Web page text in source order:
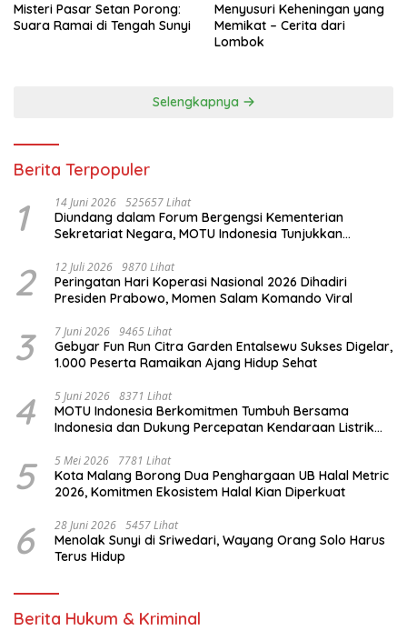
Misteri Pasar Setan Porong:
Suara Ramai di Tengah Sunyi
Menyusuri Keheningan yang
Memikat – Cerita dari
Lombok
Selengkapnya
Berita Terpopuler
1 14 Juni 2026 525657 Lihat
Diundang dalam Forum Bergengsi Kementerian
Sekretariat Negara, MOTU Indonesia Tunjukkan
2 12 Juli 2026 9870 Lihat
Peringatan Hari Koperasi Nasional 2026 Dihadiri
Presiden Prabowo, Momen Salam Komando Viral
3 7 Juni 2026 9465 Lihat
Gebyar Fun Run Citra Garden Entalsewu Sukses Digelar,
1.000 Peserta Ramaikan Ajang Hidup Sehat
4 5 Juni 2026 8371 Lihat
MOTU Indonesia Berkomitmen Tumbuh Bersama
Indonesia dan Dukung Percepatan Kendaraan Listrik
5 5 Mei 2026 7781 Lihat
Kota Malang Borong Dua Penghargaan UB Halal Metric
2026, Komitmen Ekosistem Halal Kian Diperkuat
6 28 Juni 2026 5457 Lihat
Menolak Sunyi di Sriwedari, Wayang Orang Solo Harus
Terus Hidup
Berita Hukum & Kriminal